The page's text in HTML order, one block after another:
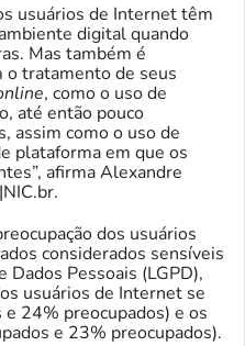
usuários de Internet têm
digital quando
Mas também é
o tratamento de seus
, como o uso de
até então pouco
assim como o uso de
plataforma em que os
afirma Alexandre
dos usuários
considerados sensíveis
Dados Pessoais (LGPD),
usuários de Internet se
24% preocupados) e os
e 23% preocupados).